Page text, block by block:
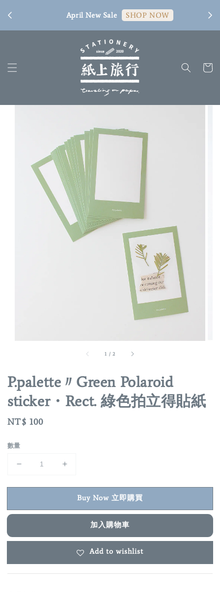
April New Sale SHOP NOW
1 /2
P.palette〃Green Polaroid
sticker・Rect. 綠色拍立得貼紙
Regular
NT$ 100
數量
Buy Now 立即購買
加入購物車
Add to wishlist